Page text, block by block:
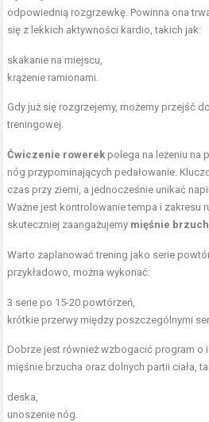
odpowiednią rozgrzewkę. Powinna ona
się z lekkich aktywności kardio, takich jak:
skakanie na miejscu,
krążenie ramionami.
Gdy już się rozgrzejemy, możemy przejść
treningowej.
Ćwiczenie rowerek polega na leżeniu na
nóg przypominających pedałowanie.
czas przy ziemi, a jednocześnie unikać
Ważne jest kontrolowanie tempa i zakresu
skuteczniej zaangażujemy mięśnie
Warto zaplanować trening jako serie
przykładowo, można wykonać:
3 serie po 15-20 powtórzeń,
krótkie przerwy między poszczególnymi
Dobrze jest również wzbogacić program o
mięśnie brzucha oraz dolnych partii ciała,
deska,
unoszenie nóg.